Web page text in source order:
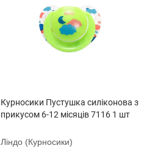
Курносики Пустушка силіконова з
прикусом 6-12 місяців 7116 1 шт
Ліндо (Курносики)